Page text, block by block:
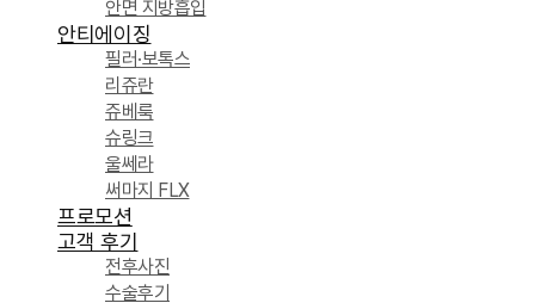
안면 지방흡입
안티에이징
필러·보톡스
리쥬란
쥬베룩
슈링크
울쎄라
써마지 FLX
프로모션
고객 후기
전후사진
수술후기